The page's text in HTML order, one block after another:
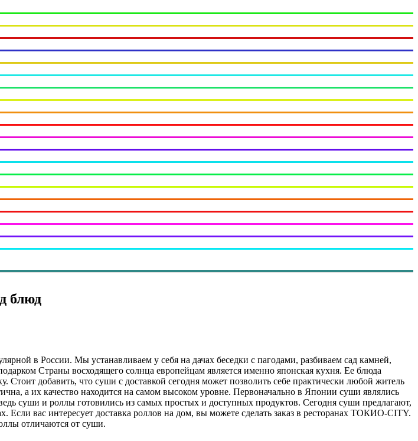
блюд
в России. Мы устанавливаем у себя на дачах беседки с пагодами, разбиваем сад камней,
Страны восходящего солнца европейцам является именно японская кухня. Ее блюда
Стоит добавить, что суши с доставкой сегодня может позволить себе практически любой житель
а их качество находится на самом высоком уровне. Первоначально в Японии суши являлись
суши и роллы готовились из самых простых и доступных продуктов. Сегодня суши предлагают,
Если вас интересует доставка роллов на дом, вы можете сделать заказ в ресторанах ТОКИО-CITY.
отличаются от суши.